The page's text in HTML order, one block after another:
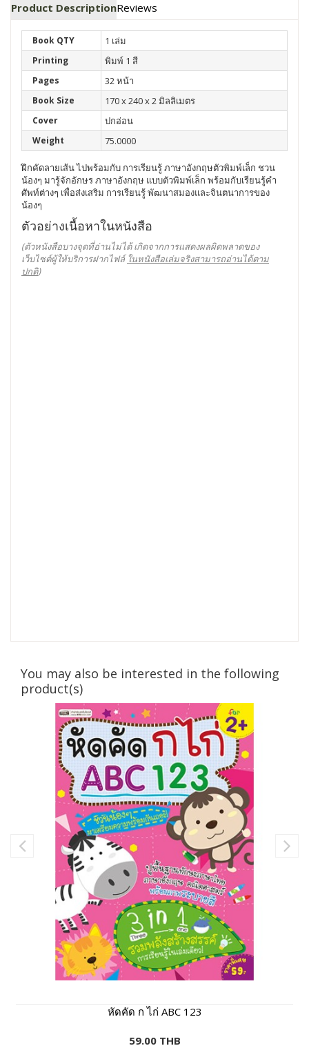
Product DescriptionReviews
Book QTY 1 เล่ม
Printing พิมพ์ 1 สี
Pages 32 หน้า
Book Size 170 x 240 x 2 มิลลิเมตร
Cover ปกอ่อน
Weight 75.0000
ฝึกคัดลายเส้น ไปพร้อมกับ การเรียนรู้ ภาษาอังกฤษตัวพิมพ์เล็ก ชวน
น้องๆ มารู้จักอักษร ภาษาอังกฤษ แบบตัวพิมพ์เล็ก พร้อมกับเรียนรู้คำ
ศัพท์ต่างๆ เพื่อส่งเสริม การเรียนรู้ พัฒนาสมองและจินตนาการของ
น้องๆ
ตัวอย่างเนื้อหาในหนังสือ
(ตัวหนังสือบางจุดที่อ่านไม่ได้ เกิดจากการแสดงผลผิดพลาดของ
เว็บไซต์ผู้ให้บริการฝากไฟล์ ในหนังสือเล่มจริงสามารถอ่านได้ตาม
ปกติ)
You may also be interested in the following
product(s)
หัดคัด ก ไก่ ABC 123
59.00 THB